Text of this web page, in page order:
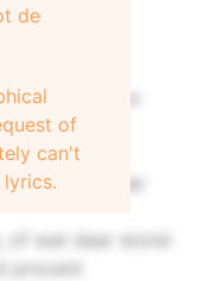
tafel
in de baco
procent
ben jij er klaar
of wat daar stond
procent
de
of
can't